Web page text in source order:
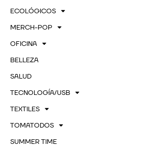
ECOLÓGICOS
MERCH-POP
OFICINA
BELLEZA
SALUD
TECNOLOGÍA/USB
TEXTILES
TOMATODOS
SUMMER TIME